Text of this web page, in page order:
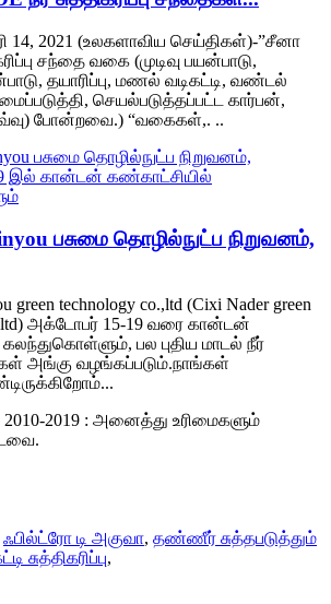
14, 2021 (உலகளாவிய செய்திகள்)-”சீனா
சந்தை வகை (முடிவு பயன்பாடு,
தயாரிப்பு, மணல் வடிகட்டி, வண்டல்
செயல்படுத்தப்பட்ட கார்பன்,
போன்றவை.) “வகைகள்,. ..
பசுமை தொழில்நுட்ப நிறுவனம்,
green technology co.,ltd (Cixi Nader green
அக்டோபர் 15-19 வரை கான்டன்
பல புதிய மாடல் நீர்
அங்கு வழங்கப்படும்.நாங்கள்
- 2010-2019 : அனைத்து உரிமைகளும்
ஃபில்ட்ரோ டி அகுவா, தண்ணீர் சுத்தபடுத்தும்
சுத்திகரிப்பு,